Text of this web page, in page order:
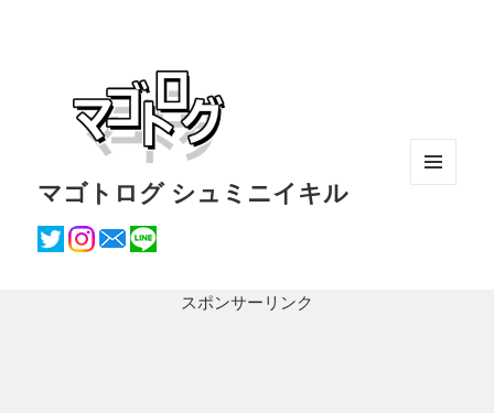
マゴトログ シュミニイキル
スポンサーリンク